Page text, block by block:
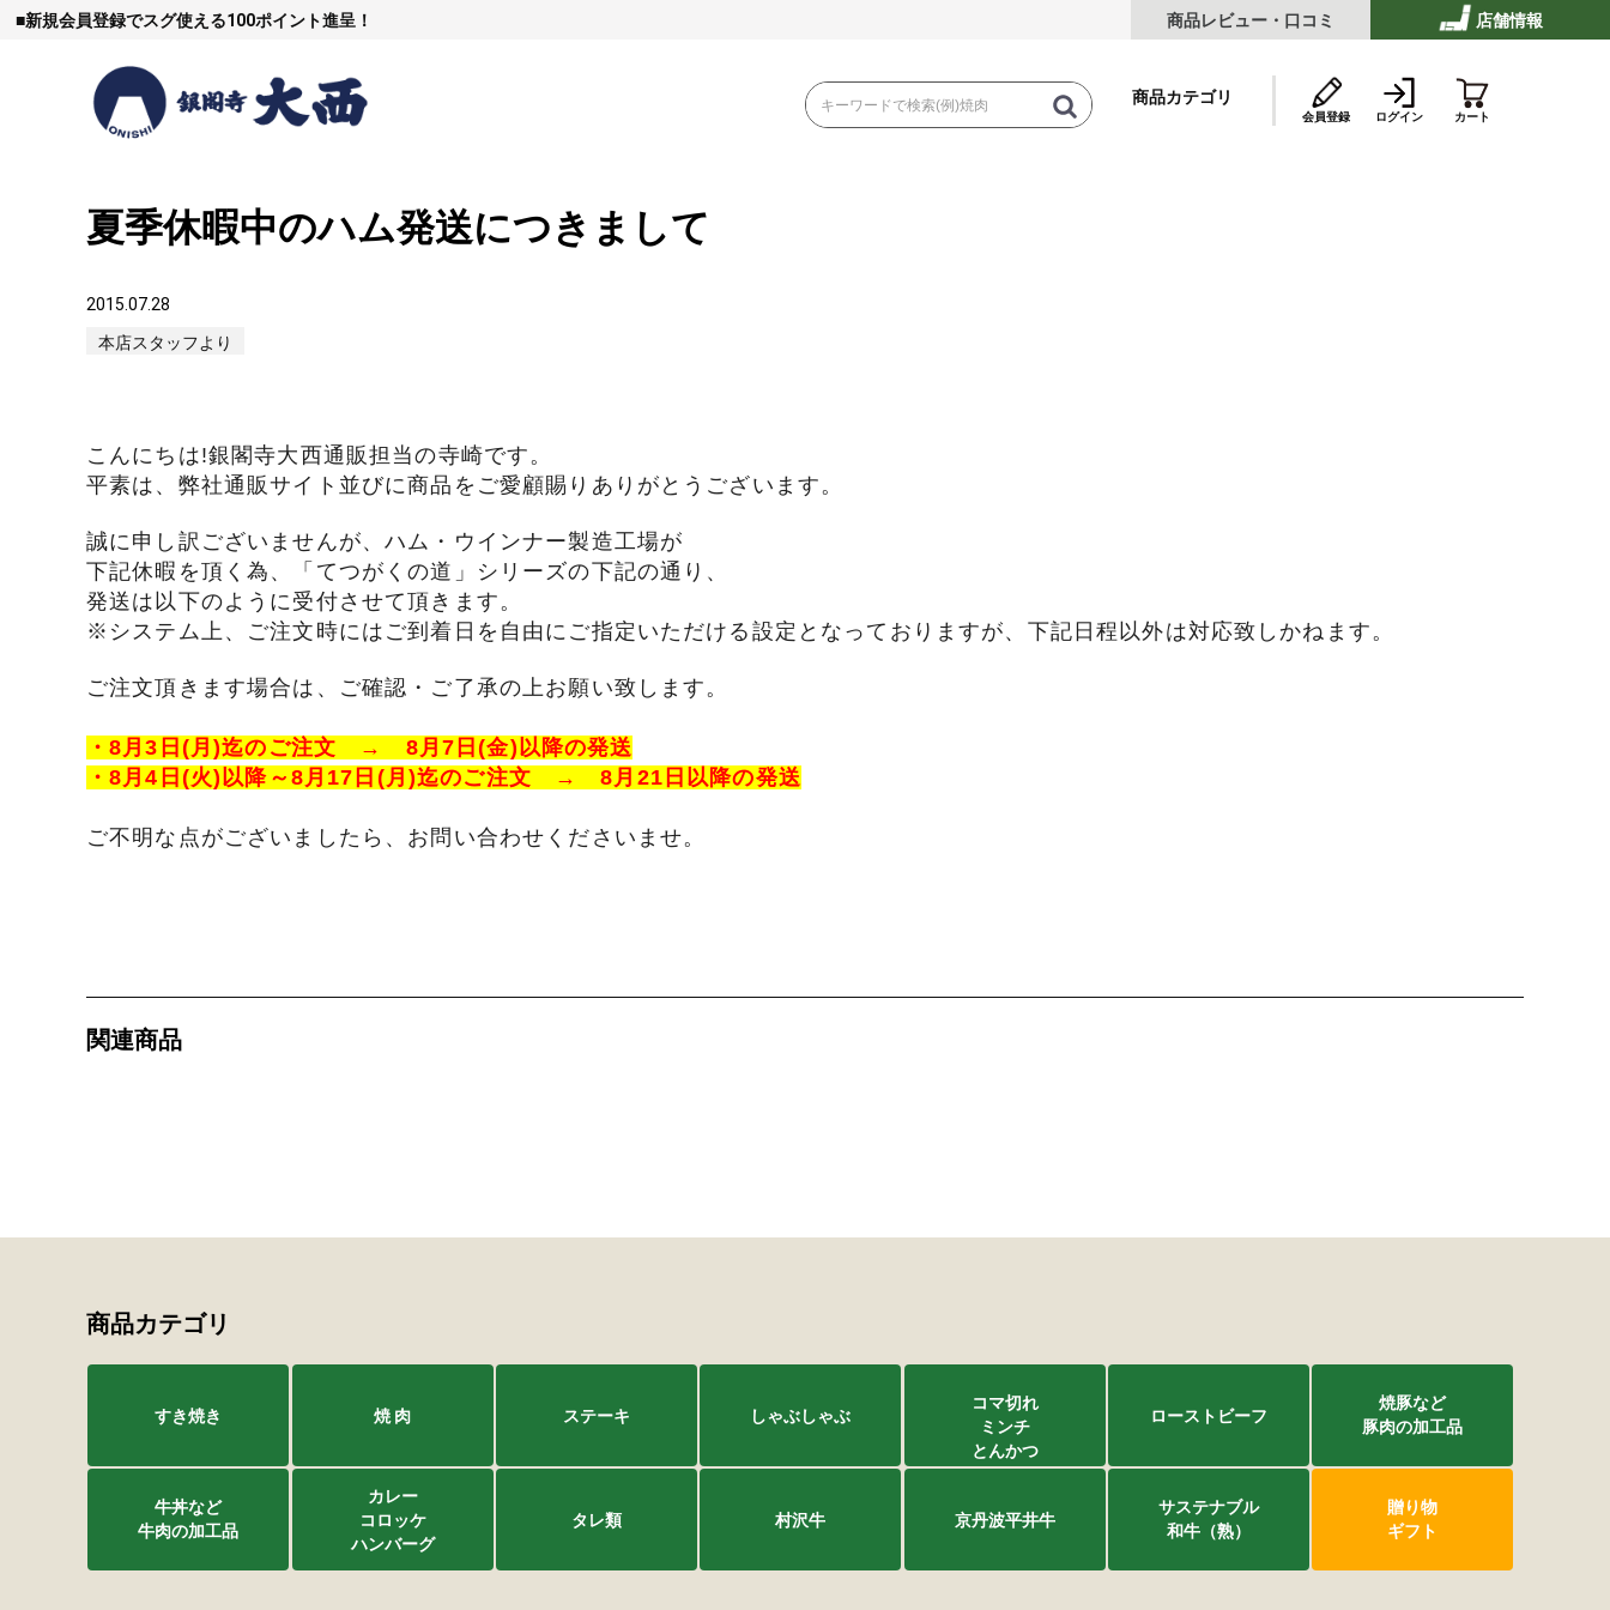
■新規会員登録でスグ使える100ポイント進呈！ 店舗情報
商品レビュー・口コミ
商品カテゴリ
焼豚など（豚肉の加工品）
タレ類
サステナブル・和牛（熟）
会員登録 ログイン カート
夏季休暇中のハム発送につきまして
2015.07.28
本店スタッフより
こんにちは!銀閣寺大西通販担当の寺崎です。
平素は、弊社通販サイト並びに商品をご愛顧賜りありがとうございます。
誠に申し訳ございませんが、ハム・ウインナー製造工場が
下記休暇を頂く為、「てつがくの道」シリーズの下記の通り、
発送は以下のように受付させて頂きます。
※システム上、ご注文時にはご到着日を自由にご指定いただける設定となっておりますが、下記日程以外は対応致しかねます。
ご注文頂きます場合は、ご確認・ご了承の上お願い致します。
・8月3日(月)迄のご注文 → 8月7日(金)以降の発送
・8月4日(火)以降～8月17日(月)迄のご注文 → 8月21日以降の発送
ご不明な点がございましたら、お問い合わせくださいませ。
関連商品
商品カテゴリ
すき焼き 焼 肉 ステーキ しゃぶしゃぶ
コマ切れ
ミンチ
とんかつ
ローストビーフ
焼豚など
豚肉の加工品
牛丼など
牛肉の加工品
カレー
コロッケ
ハンバーグ
タレ類 村沢牛 京丹波平井牛
サステナブル
和牛（熟）
贈り物
ギフト